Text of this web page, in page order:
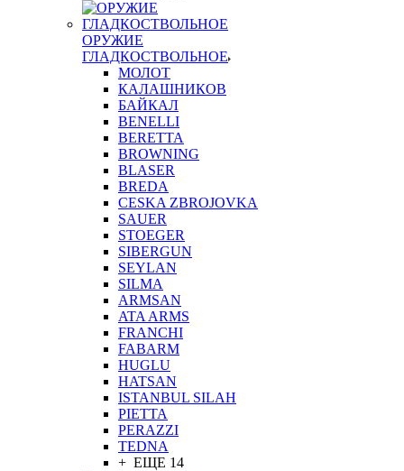
ОРУЖИЕ
ГЛАДКОСТВОЛЬНОЕ
МОЛОТ
КАЛАШНИКОВ
БАЙКАЛ
BENELLI
BERETTA
BROWNING
BLASER
BREDA
CESKA ZBROJOVKA
SAUER
STOEGER
SIBERGUN
SEYLAN
SILMA
ARMSAN
ATA ARMS
FRANCHI
FABARM
HUGLU
HATSAN
ISTANBUL SILAH
PIETTA
PERAZZI
TEDNA
+ ЕЩЕ 14